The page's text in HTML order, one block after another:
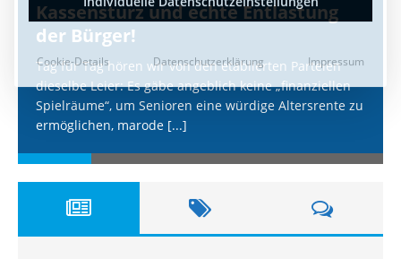
Kassensturz und echte Entlastung
der Bürger!
Tag für Tag hören wir von den etablierten Parteien
dieselbe Leier: Es gäbe angeblich keine „finanziellen
Spielräume“, um Senioren eine würdige Altersrente zu
ermöglichen, marode [...]